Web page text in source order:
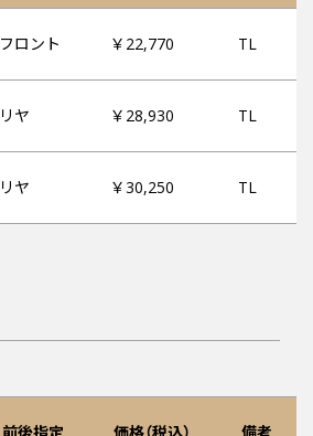
フロント ￥22,770 TL
リヤ ￥28,930 TL
リヤ ￥30,250 TL